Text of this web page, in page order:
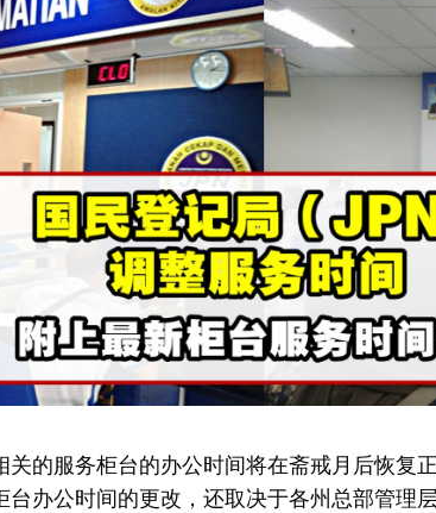
关的服务柜台的办公时间将在斋戒月后恢复
台办公时间的更改，还取决于各州总部管理层